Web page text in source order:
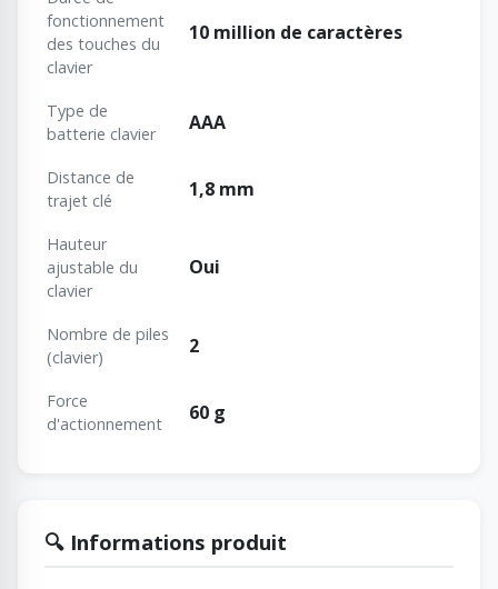
fonctionnement
des touches du
clavier
10 million de caractères
Type de
batterie clavier
AAA
Distance de
trajet clé
1,8 mm
Hauteur
ajustable du
clavier
Oui
Nombre de piles
(clavier)
2
Force
d'actionnement
60 g
🔍 Informations produit